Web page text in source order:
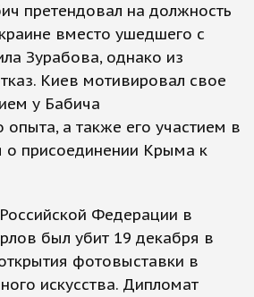
претендовал на должность
вместо ушедшего с
Зурабова, однако из
Киев мотивировал свое
у Бабича
опыта, а также его участием в
о присоединении Крыма к
Федерации в
был убит 19 декабря в
фотовыставки в
искусства. Дипломат